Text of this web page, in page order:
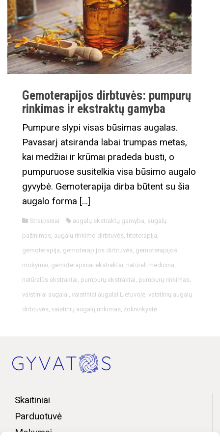
Gemoterapijos dirbtuvės: pumpurų
rinkimas ir ekstraktų gamyba
Pumpure slypi visas būsimas augalas.
Pavasarį atsiranda labai trumpas metas,
kai medžiai ir krūmai pradeda busti, o
pumpuruose susitelkia visa būsimo augalo
gyvybė. Gemoterapija dirba būtent su šia
augalo forma […]
Straipsniai augalų ekstraktų gamyba, augalų
pažinimas, augalų rinkimo dirbtuvės, fitoterapija,
gemoterapija, gemoterapijos dirbtuvės, gemoterapijos
mokymai, gemoterapiniai ekstraktai, natūrali medicina,
natūralūs ekstraktai, pumpurų ekstraktai, pumpurų rinkimas,
vaistiniai augalai, vaistiniai augalai Lietuvoje, vaistinių augalų
dirbtuvės, vaistinių augalų rinkimas, žolininkystė
Skaitiniai
Parduotuvė
Mokymai